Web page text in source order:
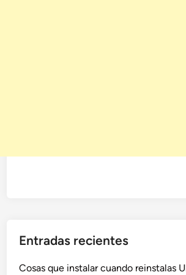
Entradas recientes
Cosas que instalar cuando reinstalas